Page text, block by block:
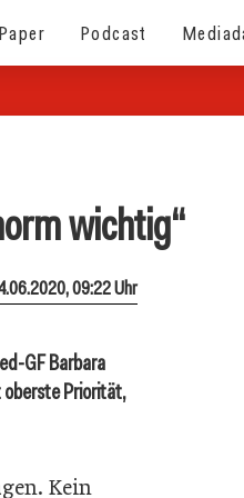
Podcast
wichtig“
09:22 Uhr
GF Barbara
Priorität,
Kein